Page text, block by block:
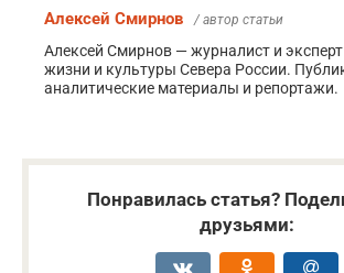
Алексей Смирнов / автор статьи
Алексей Смирнов — журналист и
жизни и культуры Севера России.
аналитические материалы и репортажи.
Понравилась статья?
друзьями: